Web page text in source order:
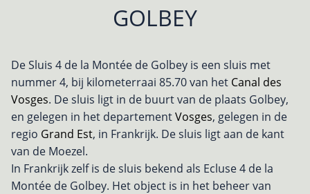
GOLBEY
De Sluis 4 de la Montée de Golbey is een sluis met
nummer 4, bij kilometerraai 85.70 van het Canal des
Vosges. De sluis ligt in de buurt van de plaats Golbey,
en gelegen in het departementVosges, gelegen in de
regio Grand Est, in Frankrijk. De sluis ligt aan de kant
van de Moezel.
In Frankrijk zelf is de sluis bekend als Ecluse 4 de la
Montée de Golbey. Het object is in het beheer van